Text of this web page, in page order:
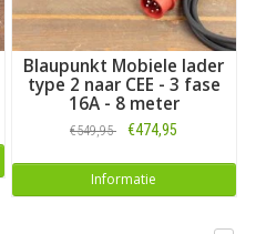
Blaupunkt Mobiele lader
type 2 naar CEE - 3 fase
16A - 8 meter
€549,95 €474,95
Informatie